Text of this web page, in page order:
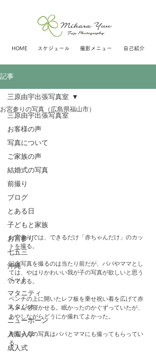
HOME スケジュール 撮影メニュー 自己紹介
記事
三原由宇出張写真室
お客様の声
写真について
ご家族の声
結婚式の写真
前撮り
ブログ
とある日
子どもと家族
お宮参り
七五三
沖縄
ペット
マタニティ
スタジオ
ニューボーン
入園入学
成人式
三原由宇出張写真室
お宮参りの写真（広島県福山市）
お宮参りでは、できるだけ「赤ちゃんだけ」のカッ
トを撮る。
記念写真を撮るのは当たり前だが、パパやママとし
ては、やはりかわいい我が子の写真が欲しいと思う
のである。
ベンチの上に開いたレフ板を乗せ祝い着を広げて赤
ちゃんを寝かせる。眠かったのかぐずっていたが、
あやしながらどうにか撮れてよかった。
赤ちゃんの写真はパパとママにも撮ってもらってい
る。